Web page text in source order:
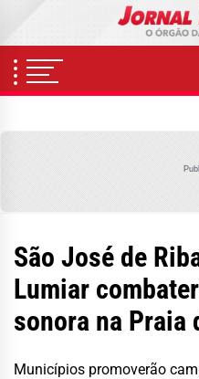
content
São José de
Lumiar
sonora na Praia
Municípios promoverão